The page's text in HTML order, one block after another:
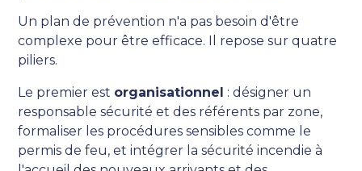
Un plan de prévention n'a pas besoin d'être
complexe pour être efficace. Il repose sur quatre
piliers.
Le premier est organisationnel : désigner un
responsable sécurité et des référents par zone,
formaliser les procédures sensibles comme le
permis de feu, et intégrer la sécurité incendie à